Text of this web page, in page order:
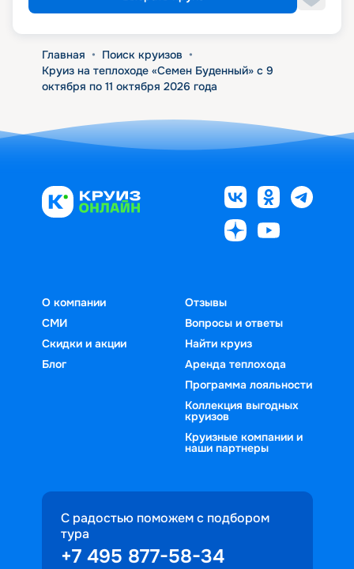
Главная • Поиск круизов •
Круиз на теплоходе «Семен Буденный» с 9
октября по 11 октября 2026 года
О компании
СМИ
Скидки и акции
Блог
Отзывы
Вопросы и ответы
Найти круиз
Аренда теплохода
Программа лояльности
Коллекция выгодных
круизов
Круизные компании и
наши партнеры
С радостью поможем с подбором
тура
+7 495 877-58-34